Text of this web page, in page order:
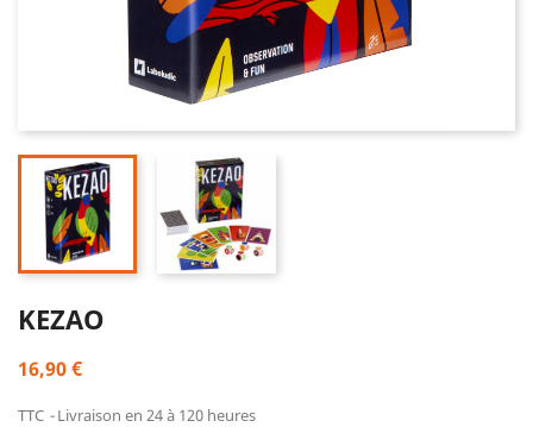
KEZAO
16,90 €
TTC Livraison en 24 à 120 heures